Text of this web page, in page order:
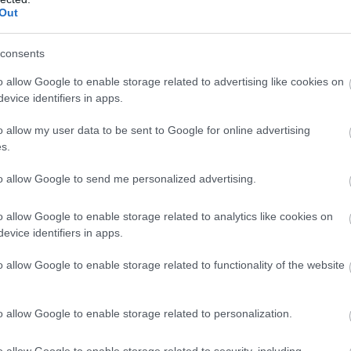
allow Google to enable storage related to advertising like cookies on
identifiers in apps.
allow my user data to be sent to Google for online advertising
allow Google to send me personalized advertising.
allow Google to enable storage related to analytics like cookies on
identifiers in apps.
allow Google to enable storage related to functionality of the website
allow Google to enable storage related to personalization.
Ree nummer 20.
på Hitra på fredag, ble nummer 48, og Petter
Tok tre av fire spurtpriser på Hitra